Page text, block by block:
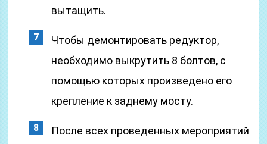
вытащить.
Чтобы демонтировать редуктор,
необходимо выкрутить 8 болтов, с
помощью которых произведено его
крепление к заднему мосту.
После всех проведенных мероприятий